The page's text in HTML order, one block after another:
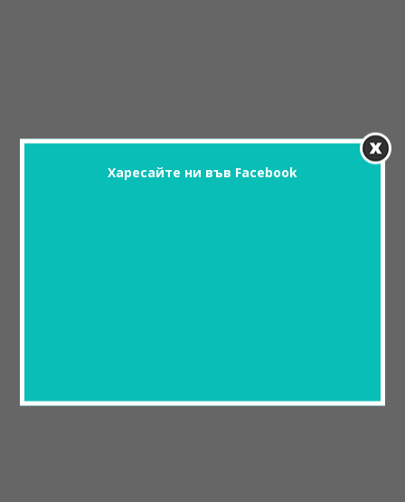
Харесайте ни във Facebook